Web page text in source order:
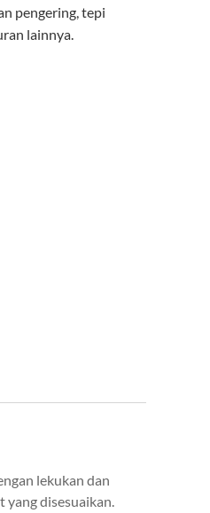
pengering, tepi
lainnya.
lekukan dan
yang disesuaikan.